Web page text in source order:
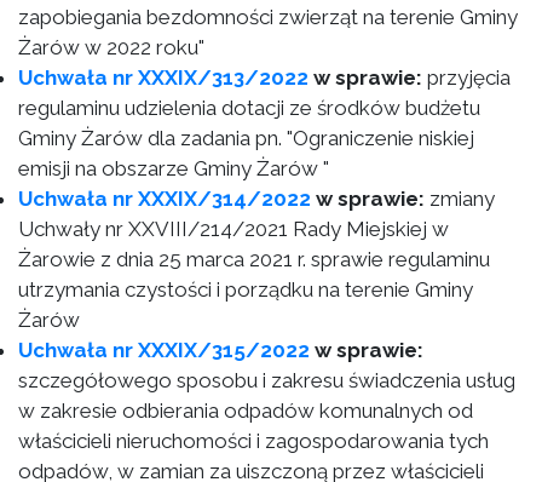
zapobiegania bezdomności zwierząt na terenie Gminy
Żarów w 2022 roku"
Uchwała nr XXXIX/313/2022 w sprawie: przyjęcia
regulaminu udzielenia dotacji ze środków budżetu
Gminy Żarów dla zadania pn. "Ograniczenie niskiej
emisji na obszarze Gminy Żarów "
Uchwała nr XXXIX/314/2022 w sprawie: zmiany
Uchwały nr XXVIII/214/2021 Rady Miejskiej w
Żarowie z dnia 25 marca 2021 r. sprawie regulaminu
utrzymania czystości i porządku na terenie Gminy
Żarów
Uchwała nr XXXIX/315/2022 w sprawie:
szczegółowego sposobu i zakresu świadczenia usług
w zakresie odbierania odpadów komunalnych od
właścicieli nieruchomości i zagospodarowania tych
odpadów, w zamian za uiszczoną przez właścicieli